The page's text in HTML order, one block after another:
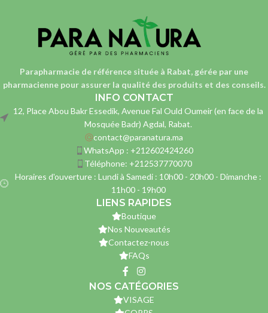
Parapharmacie de référence située à Rabat, gérée par une
pharmaciennepour assurer la qualité des produits et des conseils.
INFO CONTACT
12, Place Abou Bakr Essedik, Avenue Fal Ould Oumeir (en face de la
Mosquée Badr) Agdal, Rabat.
contact@paranatura.ma
WhatsApp : +212602424260
Téléphone: +212537770070
Horaires d'ouverture : Lundi à Samedi : 10h00 - 20h00 - Dimanche :
11h00 - 19h00
LIENS RAPIDES
Boutique
Nos Nouveautés
Contactez-nous
FAQs
NOS CATÉGORIES
VISAGE